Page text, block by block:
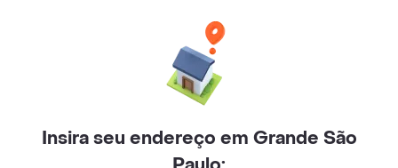
conj. 91, Lado A, Cerqueira Cesar, São Paulo/SP CEP. 01414-
905, CNPJ/MF n° 26.900.161/0001-25.
Insira seu endereço em Grande São